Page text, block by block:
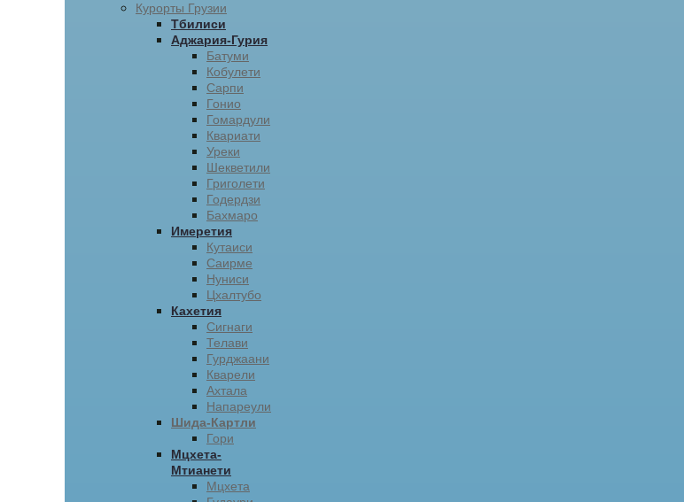
Курорты Грузии
Тбилиси
Аджария-Гурия
Батуми
Кобулети
Сарпи
Гонио
Гомардули
Квариати
Уреки
Шекветили
Григолети
Годердзи
Бахмаро
Имеретия
Кутаиси
Саирме
Нуниси
Цхалтубо
Кахетия
Сигнаги
Телави
Гурджаани
Кварели
Ахтала
Напареули
Шида-Картли
Гори
Мцхета-
Мтианети
Мцхета